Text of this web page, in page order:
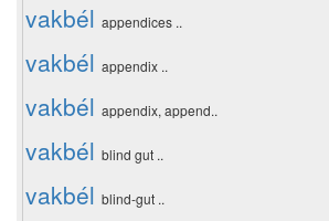
vakbél appendices ..
vakbél appendix ..
vakbél appendix, append..
vakbél blind gut ..
vakbél blind-gut ..